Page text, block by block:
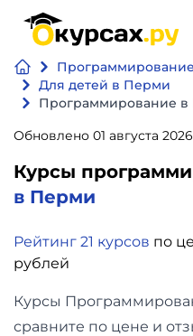
Для детей в Перми
Программирование
Обновлено 01 августа
Курсы
в Перми
Рейтинг 21 курсов по
рублей
Курсы
сравните по цене и
Нейросеть
и ИИ
Бизнес
и
финансы